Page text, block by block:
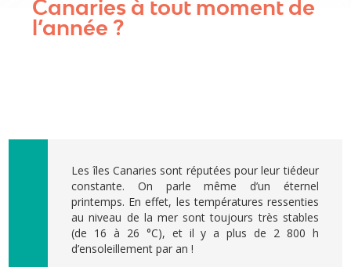
Canaries à tout moment de
l’année ?
Les îles Canaries sont réputées pour leur tiédeur
constante. On parle même d’un éternel
printemps. En effet, les températures ressenties
au niveau de la mer sont toujours très stables
(de 16 à 26 °C), et il y a plus de 2 800 h
d’ensoleillement par an !